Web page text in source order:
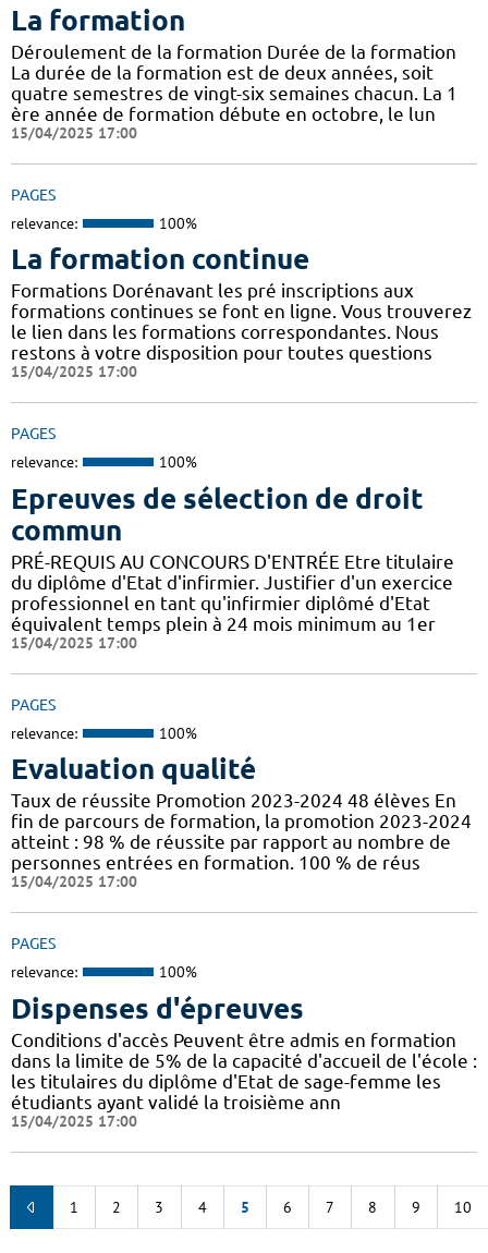
La formation
Déroulement de la formation Durée de la formation
La durée de la formation est de deux années, soit
quatre semestres de vingt-six semaines chacun. La 1
ère année de formation débute en octobre, le lun
15/04/2025 17:00
PAGES
relevance: 100%
La formation continue
Formations Dorénavant les pré inscriptions aux
formations continues se font en ligne. Vous trouverez
le lien dans les formations correspondantes. Nous
restons à votre disposition pour toutes questions
15/04/2025 17:00
PAGES
relevance: 100%
Epreuves de sélection de droit
commun
PRÉ-REQUIS AU CONCOURS D'ENTRÉE Etre titulaire
du diplôme d'Etat d'infirmier. Justifier d'un exercice
professionnel en tant qu'infirmier diplômé d'Etat
équivalent temps plein à 24 mois minimum au 1er
15/04/2025 17:00
PAGES
relevance: 100%
Evaluation qualité
Taux de réussite Promotion 2023-2024 48 élèves En
fin de parcours de formation, la promotion 2023-2024
atteint : 98 % de réussite par rapport au nombre de
personnes entrées en formation. 100 % de réus
15/04/2025 17:00
PAGES
relevance: 100%
Dispenses d'épreuves
Conditions d'accès Peuvent être admis en formation
dans la limite de 5% de la capacité d'accueil de l'école :
les titulaires du diplôme d'Etat de sage-femme les
étudiants ayant validé la troisième ann
15/04/2025 17:00
1 2 3 4 5 6 7 8 9 10